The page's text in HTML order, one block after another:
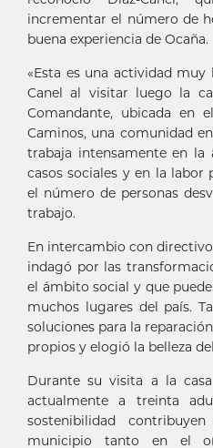
incrementar el número de
buena experiencia de Ocaña.
«Esta es una actividad muy
Canel al visitar luego la
Comandante, ubicada en
Caminos, una comunidad
trabaja intensamente en
casos sociales y en la
el número de personas
trabajo.
En intercambio con
indagó por las
el ámbito social y que
muchos lugares del país.
soluciones para la
propios y elogió la belleza
Durante su visita a la
actualmente a treinta
sostenibilidad
municipio tanto en el